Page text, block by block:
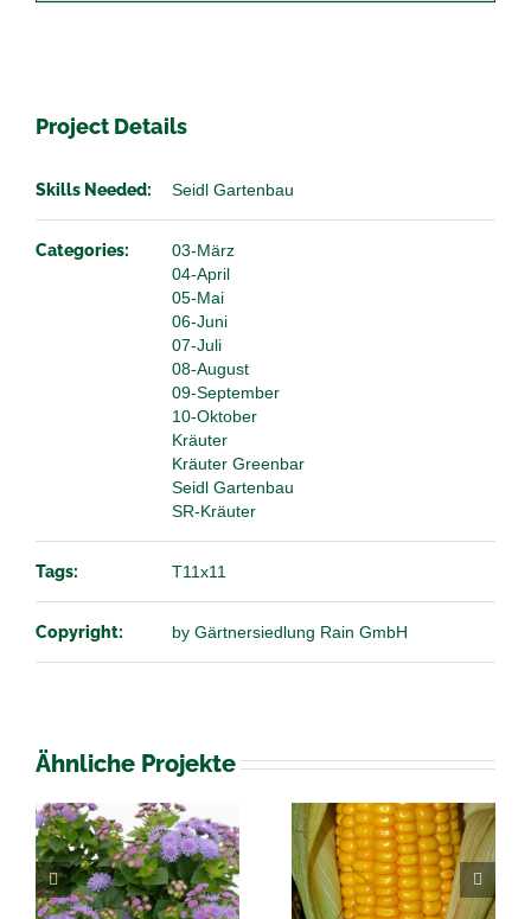
Project Details
Skills Needed: Seidl Gartenbau
Categories:
03-März
04-April
05-Mai
06-Juni
07-Juli
08-August
09-September
10-Oktober
Kräuter
Kräuter Greenbar
Seidl Gartenbau
SR-Kräuter
Tags: T11x11
Copyright: by Gärtnersiedlung Rain GmbH
Ähnliche Projekte
Zea Mais
Solanum
melongena